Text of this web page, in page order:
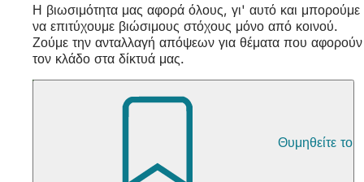
Η βιωσιμότητα μας αφορά όλους, γι' αυτό και μπορούμε
να επιτύχουμε βιώσιμους στόχους μόνο από κοινού.
Ζούμε την ανταλλαγή απόψεων για θέματα που αφορούν
τον κλάδο στα δίκτυά μας.
Θυμηθείτε το